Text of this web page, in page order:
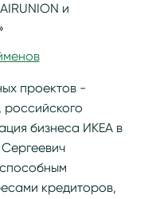
и
проектов -
российского
бизнеса ИКЕА в
кредиторов,